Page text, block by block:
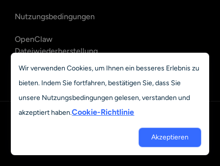
Nutzungsbedingungen
OpenClaw
Dateiwiederherstellung
OpenClaw E-Mail-
Wiederherstellung
© 2023 - 2026 Grand Vision Tech Software Limited. All rights
Wir verwenden Cookies, um Ihnen ein besseres Erlebnis zu
bieten. Indem Sie fortfahren, bestätigen Sie, dass Sie
unsere Nutzungsbedingungen gelesen, verstanden und
akzeptiert haben.Cookie-Richtlinie
Akzeptieren